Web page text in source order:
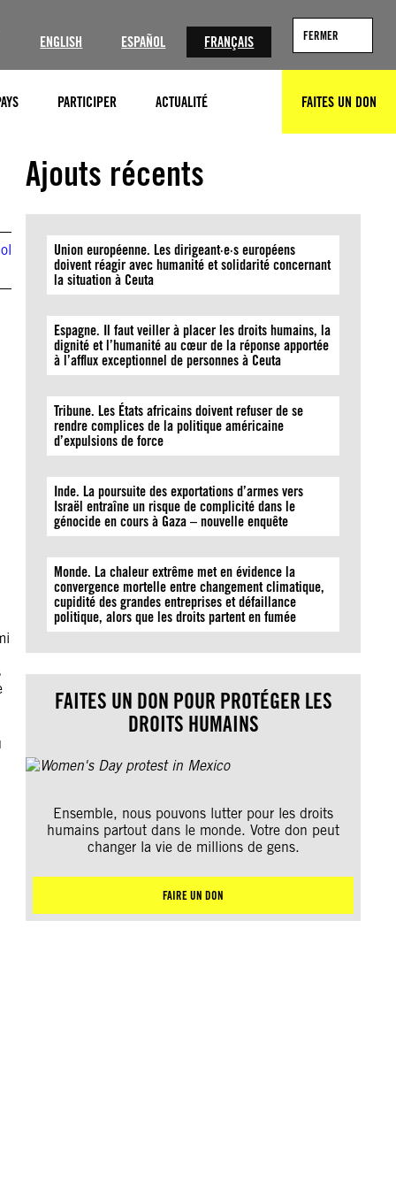
ENGLISH ESPAÑOL FRANÇAIS FERMER
PARTICIPER ACTUALITÉ RECHERCHERFAITES UN DON
Ajouts récents
Union européenne. Les dirigeant·e·s européens
doivent réagir avec humanité et solidarité concernant
la situation à Ceuta
Espagne. Il faut veiller à placer les droits humains, la
dignité et l’humanité au cœur de la réponse apportée
à l’afflux exceptionnel de personnes à Ceuta
Tribune. Les États africains doivent refuser de se
rendre complices de la politique américaine
d’expulsions de force
Inde. La poursuite des exportations d’armes vers
Israël entraîne un risque de complicité dans le
génocide en cours à Gaza – nouvelle enquête
Monde. La chaleur extrême met en évidence la
convergence mortelle entre changement climatique,
cupidité des grandes entreprises et défaillance
politique, alors que les droits partent en fumée
FAITES UN DON POUR PROTÉGER LES
DROITS HUMAINS
Ensemble, nous pouvons lutter pour les droits
humains partout dans le monde. Votre don peut
changer la vie de millions de gens.
FAIRE UN DON